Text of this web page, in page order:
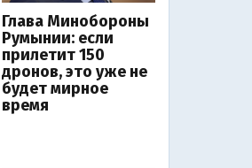
Глава Минобороны
Румынии: если
прилетит 150
дронов, это уже не
будет мирное
время